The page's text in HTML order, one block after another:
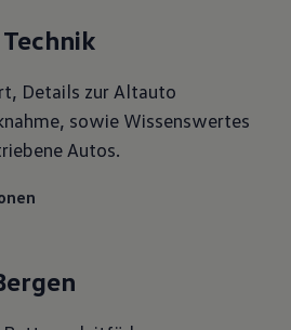
Details zur Altauto
sowie Wissenswertes
Autos.